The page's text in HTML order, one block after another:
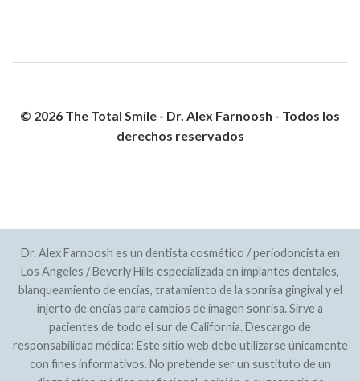
© 2026 The Total Smile - Dr. Alex Farnoosh - Todos los
derechos reservados
Dr. Alex Farnoosh es un dentista cosmético / periodoncista en
Los Angeles / Beverly Hills especializada en implantes dentales,
blanqueamiento de encías, tratamiento de la sonrisa gingival y el
injerto de encías para cambios de imagen sonrisa. Sirve a
pacientes de todo el sur de California. Descargo de
responsabilidad médica: Este sitio web debe utilizarse únicamente
con fines informativos. No pretende ser un sustituto de un